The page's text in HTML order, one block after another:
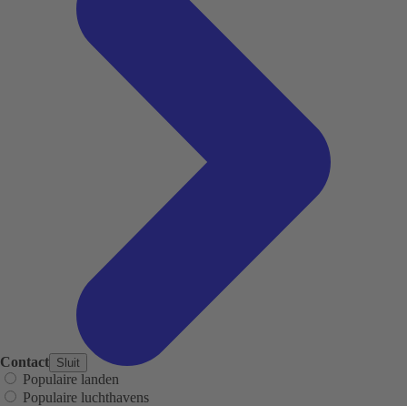
Contact Sluit
Populaire landen
Populaire luchthavens